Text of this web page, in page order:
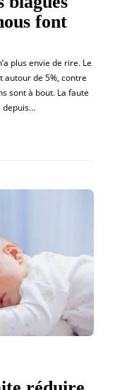
font
plus envie de rire. Le
autour de 5%, contre
sont à bout. La faute
depuis…